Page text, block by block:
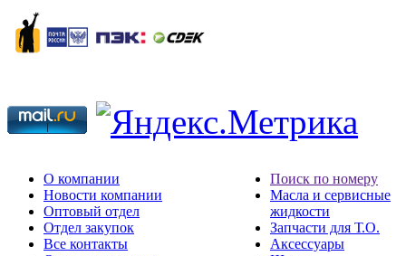
О компании
Новости компании
Оптовый отдел
Отдел закупок
Все контакты
Поиск по номеру
Масла и сервисные
жидкости
Запчасти для Т.О.
Аксессуары